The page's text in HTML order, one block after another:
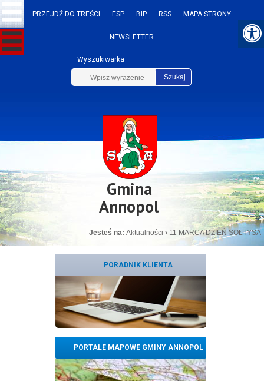
PRZEJDŹ DO TREŚCI ESP BIP RSS MAPA STRONY
NEWSLETTER
Wyszukiwarka
Szukaj
Gmina
Annopol
Jesteś na: Aktualności › 11 MARCA DZIEŃ SOŁTYSA
PORADNIK KLIENTA
PORTALE MAPOWE GMINY ANNOPOL